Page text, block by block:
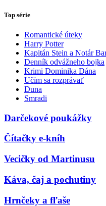
Top série
Romantické úteky
Harry Potter
Kapitán Stein a Notár
Denník odvážneho bojka
Krimi Dominika Dána
Učím sa rozprávať
Duna
Smradi
Darčekové poukážky
Čítačky e-kníh
Vecičky od Martinusu
Káva, čaj a pochutiny
Hrnčeky a fľaše